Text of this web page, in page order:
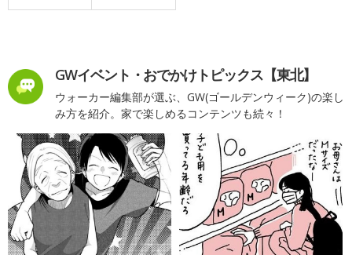
GWイベント・おでかけトピックス【東北】
ウォーカー編集部が選ぶ、GW(ゴールデンウィーク)の楽し
み方を紹介。家で楽しめるコンテンツも続々！